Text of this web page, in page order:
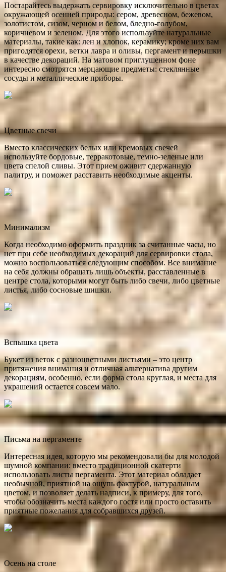
Постарайтесь выдержать сервировку исключительно в цветах
окружающей осенней природы: сером, древесном, бежевом,
золотистом, сизом, черном и белом, бледно-голубом,
коричневом и зеленом. Для этого используйте натуральные
материалы, такие как: лен и хлопок, керамику; кроме них вам
пригодятся орехи, ветки лавра и оливы, пергамент и перышки
в качестве декораций. На матовом приглушенном фоне
интересно смотрятся мерцающие предметы: стеклянные
сосуды и металлические приборы.
Цветные свечи
Вместо классических белых или кремовых свечей
используйте бордовые, терракотовые, темно-зеленые или
цвета спелой сливы. Этот прием оживит сдержанную
палитру, и поможет расставить необходимые акценты.
Минимализм
Когда необходимо оформить праздник за считанные часы, но
нет при себе необходимых декораций для сервировки стола,
можно воспользоваться следующим способом. Все внимание
на себя должны обращать лишь объекты, расставленные в
центре стола, которыми могут быть либо свечи, либо цветные
листья, либо сосновые шишки.
Вспышка цвета
Букет из веток с разноцветными листьями – это центр
притяжения внимания и отличная альтернатива другим
декорациям, особенно, если форма стола круглая, и места для
украшений остается совсем мало.
Письма на пергаменте
Интересная идея, которую мы рекомендовали бы для молодой
шумной компании: вместо традиционной скатерти
использовать листы пергамента. Этот материал обладает
необычной, приятной на ощупь фактурой, натуральным
цветом, и позволяет делать надписи, к примеру, для того,
чтобы обозначить места каждого гостя или просто оставить
приятные пожелания для собравшихся друзей.
Осень на столе